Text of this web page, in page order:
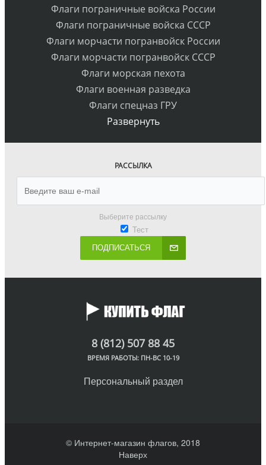
Флаги пограничные войска России
Флаги пограничные войска СССР
Флаги морчасти погранвойск России
Флаги морчасти погранвойск СССР
Флаги морская пехота
Флаги военная разведка
Флаги спецназ ГРУ
Развернуть
РАССЫЛКА
Выберите рассылку
Тест
ПОДПИСАТЬСЯ
8 (812) 507 88 45
ВРЕМЯ РАБОТЫ: ПН-ВС 10-19
Персональный раздел
© Интернет-магазин флагов, 2018
Наверх